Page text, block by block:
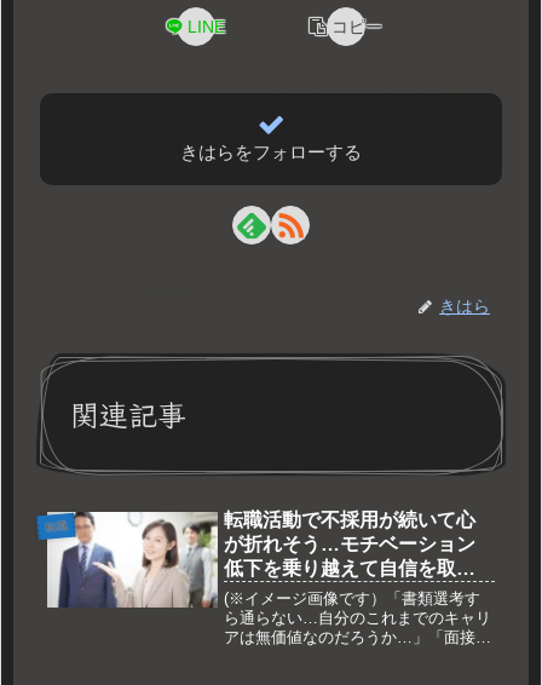
LINE コピー
きはらをフォローする
きはら
関連記事
転職
転職活動で不採用が続いて心
が折れそう…モチベーション
低下を乗り越えて自信を取り
戻す5つのマインドセットと打
開策 💔✨
(※イメージ画像です）「書類選考す
ら通らない…自分のこれまでのキャリ
アは無価値なのだろうか…」「面接で